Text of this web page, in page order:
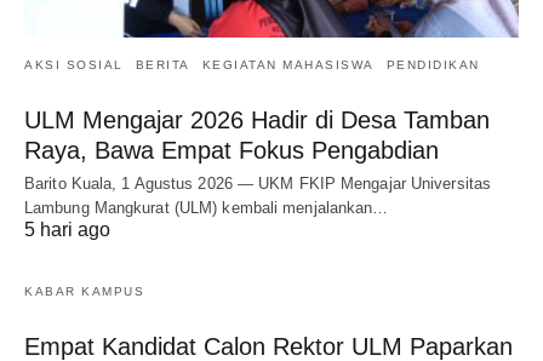
AKSI SOSIAL BERITA KEGIATAN MAHASISWA PENDIDIKAN
ULM Mengajar 2026 Hadir di Desa Tamban
Raya, Bawa Empat Fokus Pengabdian
Barito Kuala, 1 Agustus 2026 — UKM FKIP Mengajar Universitas
Lambung Mangkurat (ULM) kembali menjalankan…
5 hari ago
KABAR KAMPUS
Empat Kandidat Calon Rektor ULM Paparkan